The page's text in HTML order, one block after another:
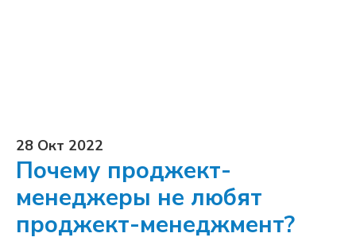
28 Окт 2022
Почему проджект-
менеджеры не любят
проджект-менеджмент?